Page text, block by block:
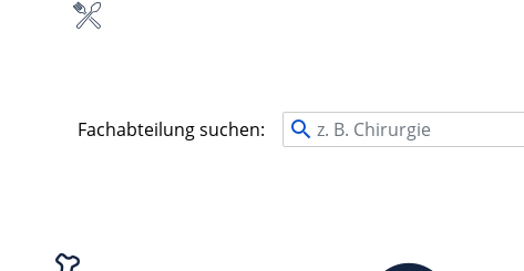
Fachabteilung suchen: